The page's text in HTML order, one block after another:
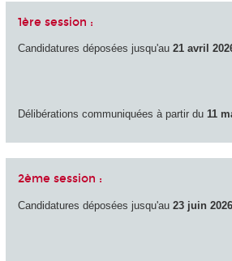
1ère session :
Candidatures déposées jusqu'au 21 avril
Délibérations communiquées à partir du 11
2ème session :
Candidatures déposées jusqu'au 23 juin 2026